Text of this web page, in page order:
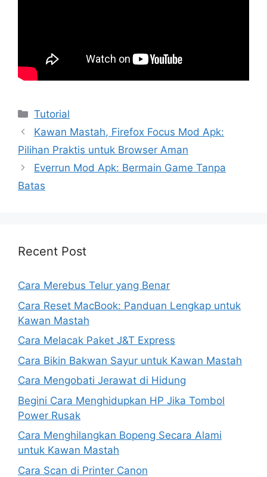
Kategori
Tutorial
Kawan Mastah, Firefox Focus Mod Apk:
Pilihan Praktis untuk Browser Aman
Everrun Mod Apk: Bermain Game Tanpa
Batas
Recent Post
Cara Merebus Telur yang Benar
Cara Reset MacBook: Panduan Lengkap untuk
Kawan Mastah
Cara Melacak Paket J&T Express
Cara Bikin Bakwan Sayur untuk Kawan Mastah
Cara Mengobati Jerawat di Hidung
Begini Cara Menghidupkan HP Jika Tombol
Power Rusak
Cara Menghilangkan Bopeng Secara Alami
untuk Kawan Mastah
Cara Scan di Printer Canon